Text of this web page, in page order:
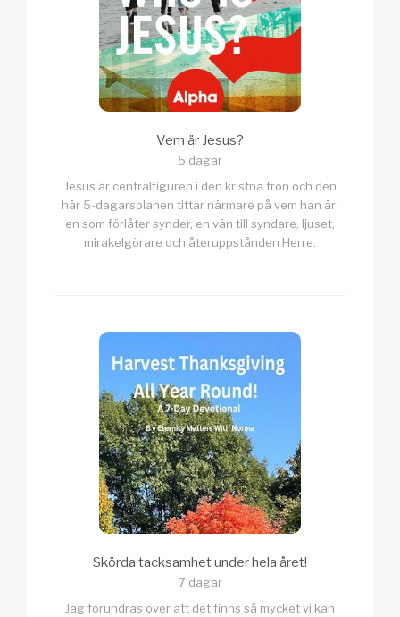
Vem är Jesus?
5 dagar
Jesus är centralfiguren i den kristna tron och den
här 5-dagarsplanen tittar närmare på vem han är:
en som förlåter synder, en vän till syndare, ljuset,
mirakelgörare och återuppstånden Herre.
Skörda tacksamhet under hela året!
7 dagar
Jag förundras över att det finns så mycket vi kan